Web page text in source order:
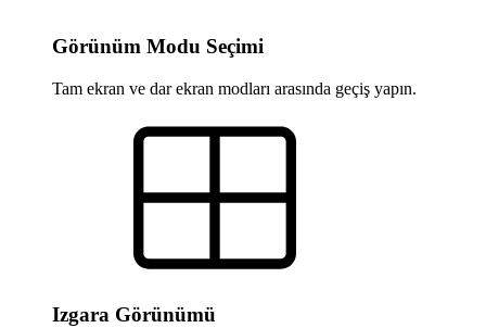
Görünüm Modu Seçimi
Tam ekran ve dar ekran modları arasında geçiş yapın.
Izgara Görünümü